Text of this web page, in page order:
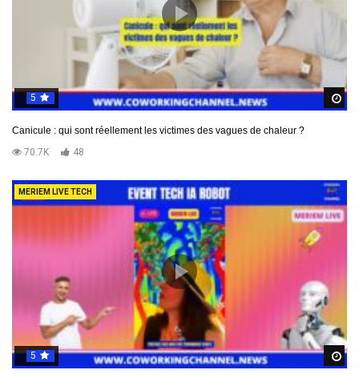
5
Canicule : qui sont réellement les victimes des vagues de chaleur ?
70.7K
48
MERIEM LIVE TECH
5